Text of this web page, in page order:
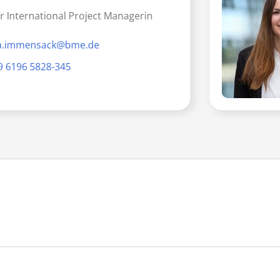
International Project Managerin
6196 5828-345